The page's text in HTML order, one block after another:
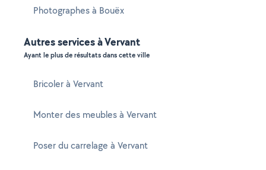
Photographes à Bouëx
Autres services à Vervant
Ayant le plus de résultats dans cette ville
Bricoler à Vervant
Monter des meubles à Vervant
Poser du carrelage à Vervant